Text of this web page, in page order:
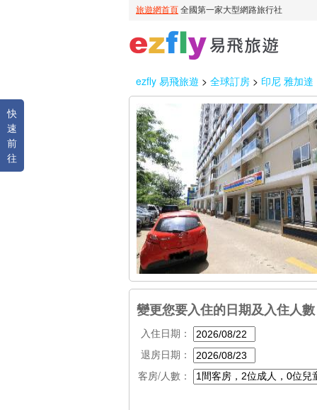
ezfly 易飛旅遊 > 全球訂房 > 印尼 雅加達
快
速
前
往
變更您要入住的日期及入住人數
入住日期：
退房日期：
客房/人數：